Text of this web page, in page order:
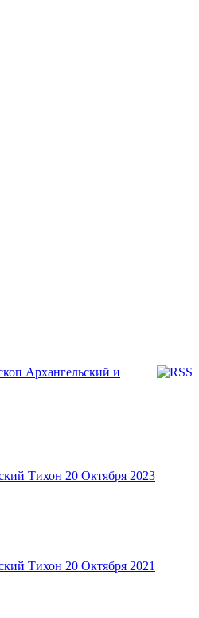
Архангельский и
Тихон 20 Октября 2023
Тихон 20 Октября 2021